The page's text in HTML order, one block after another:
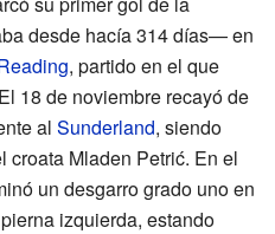
desde hacía 314 días— en
, partido en el que
18 de noviembre recayó de
al Sunderland, siendo
croata Mladen Petrić. En el
un desgarro grado uno en
izquierda, estando